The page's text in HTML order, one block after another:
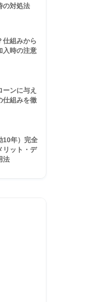
の対処法
仕組みから
入時の注意
ンに与え
仕組みを徹
10年）完全
リット・デ
法